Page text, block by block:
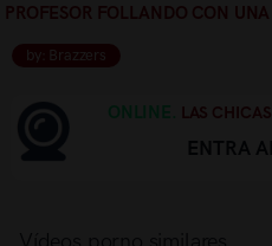
PROFESOR FOLLANDO CON
by: Brazzers
ONLINE. LAS